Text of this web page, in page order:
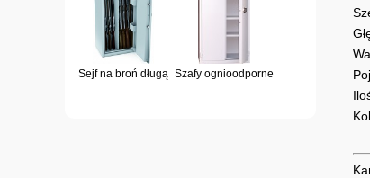
Sejf na broń długą Szafy ognioodporne